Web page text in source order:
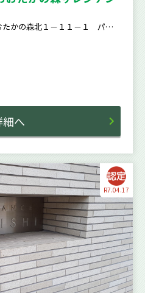
たかの森北１－１１－１ パー
細へ
R7.04.17